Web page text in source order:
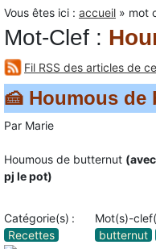
Vous êtes ici : accueil » mot
Mot-Clef :
Fil RSS des articles de
🍰 Houmous de
Par Marie
Houmous de butternut
pj le pot)
Catégorie(s) :
Recettes
Mot(s)-
butternut